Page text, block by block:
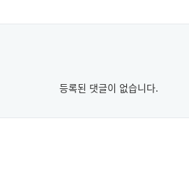
등록된 댓글이 없습니다.